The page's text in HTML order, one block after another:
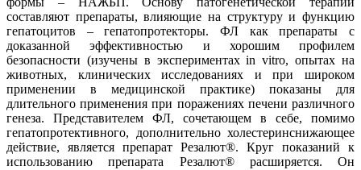
составляют препараты, влияющие на структуру и функцию
гепатоцитов – гепатопротекторы. ФЛ как препараты с
доказанной эффективностью и хорошим профилем
безопасности (изучены в экспериментах in vitro, опытах на
животных, клинических исследованиях и при широком
применении в медицинской практике) показаны для
длительного применения при поражениях печени различного
генеза. Представителем ФЛ, сочетающем в себе, помимо
гепатопротективного, дополнительно холестеринснижающее
действие, является препарат Резалют®. Круг показаний к
использованию препарата Резалют® расширяется. Он